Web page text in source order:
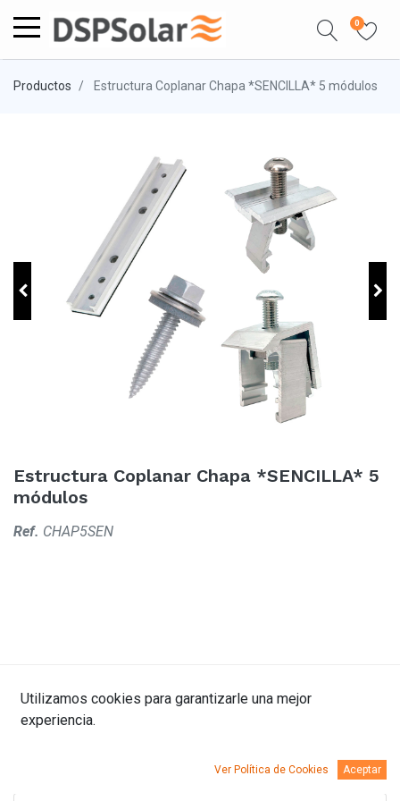
0
Productos Estructura Coplanar Chapa *SENCILLA* 5 módulos
Estructura Coplanar Chapa *SENCILLA* 5
módulos
Ref. CHAP5SEN
Descripción Kit Info. Documentación
Utilizamos cookies para garantizarle una mejor
experiencia.
Ver Política de Cookies Aceptar